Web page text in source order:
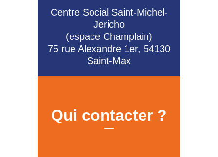
Centre Social Saint-Michel-
Jericho
(espace Champlain)
75 rue Alexandre 1er, 54130
Saint-Max
Qui contacter ?